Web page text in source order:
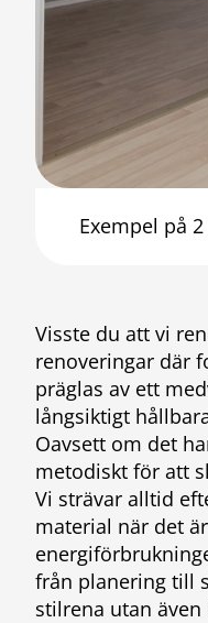
Exempel på
Visste du att vi
renoveringar där
präglas av ett
långsiktigt
Oavsett om det
metodiskt för att
Vi strävar alltid
material när det
från planering till
stilrena utan